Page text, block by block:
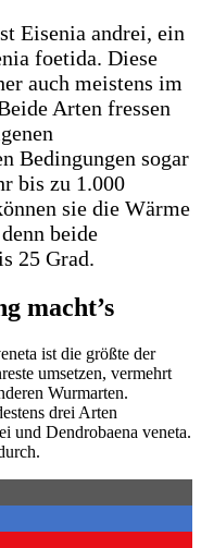
Eisenia andrei, ein
foetida. Diese
auch meistens im
Arten fressen
Bedingungen sogar
bis zu 1.000
sie die Wärme
beide
25 Grad.
macht’s
ist die größte der
umsetzen, vermehrt
Wurmarten.
drei Arten
und Dendrobaena veneta.